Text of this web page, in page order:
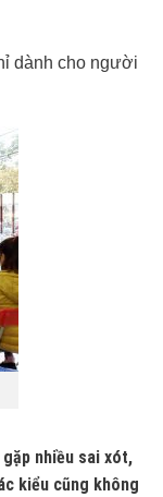
dành cho người
nhiều sai xót,
kiểu cũng không